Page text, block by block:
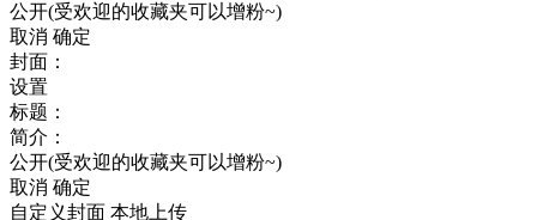
公开(受欢迎的收藏夹可以增粉~)
取消 确定
封面：
设置
标题：
简介：
公开(受欢迎的收藏夹可以增粉~)
取消 确定
自定义封面 本地上传